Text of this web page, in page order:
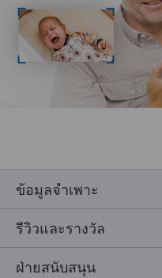
ข้อมูลจำเพาะ
รีวิวและรางวัล
ฝ่ายสนับสนุน